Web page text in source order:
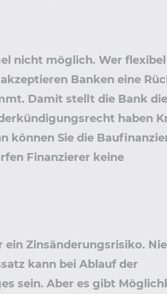
nicht möglich. Wer
Banken eine
Damit stellt die Bank
haben
können Sie die
Finanzierer keine
Zinsänderungsrisiko.
kann bei Ablauf der
sein. Aber es gibt